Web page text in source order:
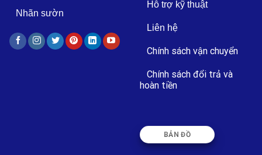
Nhãn sườn
Hỗ trợ kỹ thuật
Liên hệ
Chính sách vận chuyển
Chính sách đổi trả và
hoàn tiền
BẢN ĐỒ